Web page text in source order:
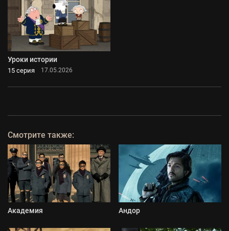
Уроки истории
15 серия 17.05.2026
Смотрите также:
Академия Андор